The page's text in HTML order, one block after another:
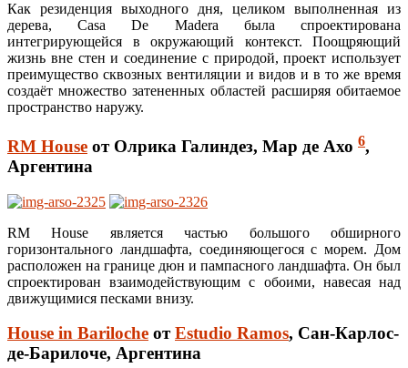
Как резиденция выходного дня, целиком выполненная из
дерева, Casa De Madera была спроектирована
интегрирующейся в окружающий контекст. Поощряющий
жизнь вне стен и соединение с природой, проект использует
преимущество сквозных вентиляции и видов и в то же время
создаёт множество затененных областей расширяя обитаемое
пространство наружу.
RM House от Олрика Галиндез, Мар де Ахо 6,
Аргентина
RM House является частью большого обширного
горизонтального ландшафта, соединяющегося с морем. Дом
расположен на границе дюн и пампасного ландшафта. Он был
спроектирован взаимодействующим с обоими, навесая над
движущимися песками внизу.
House in Bariloche отEstudio Ramos, Сан-Карлос-
де-Барилоче, Аргентина